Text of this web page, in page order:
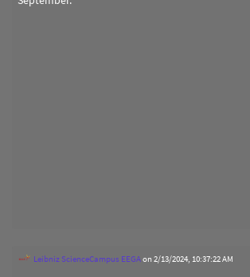
Leibniz ScienceCampus EEGAon 2/13/2024, 10:37:22 AM